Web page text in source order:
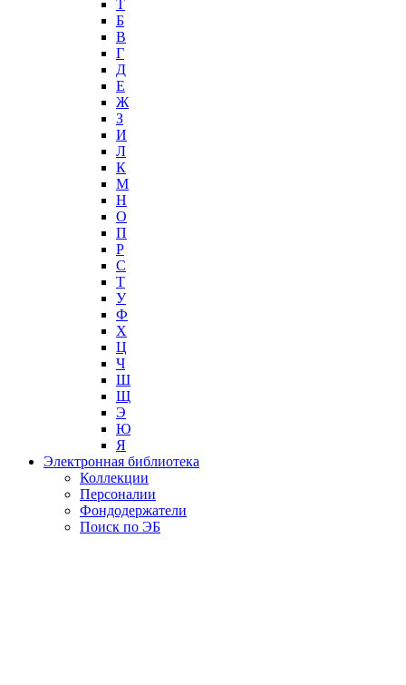
T
Б
В
Г
Д
Е
Ж
З
И
Л
К
М
Н
О
П
Р
С
Т
У
Ф
Х
Ц
Ч
Ш
Щ
Э
Ю
Я
Электронная библиотека
Коллекции
Персоналии
Фондодержатели
Поиск по ЭБ